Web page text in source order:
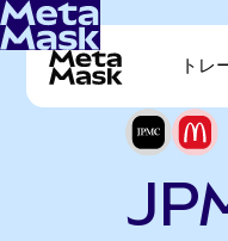
トレ